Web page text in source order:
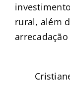
rural, além